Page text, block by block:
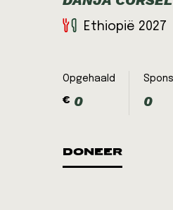
Ethiopië 2027
Opgehaald
€ 0 0
DONEER